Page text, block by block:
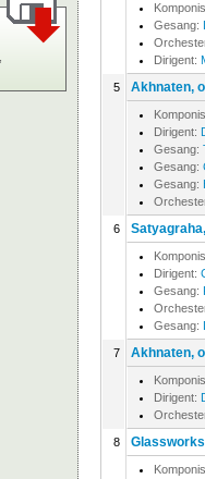
Gesang:
Dirigent:
5 Akhnaten,
Dirigent:
Gesang:
Gesang:
Gesang:
6
Dirigent:
Gesang:
Gesang:
7 Akhnaten,
Dirigent:
8